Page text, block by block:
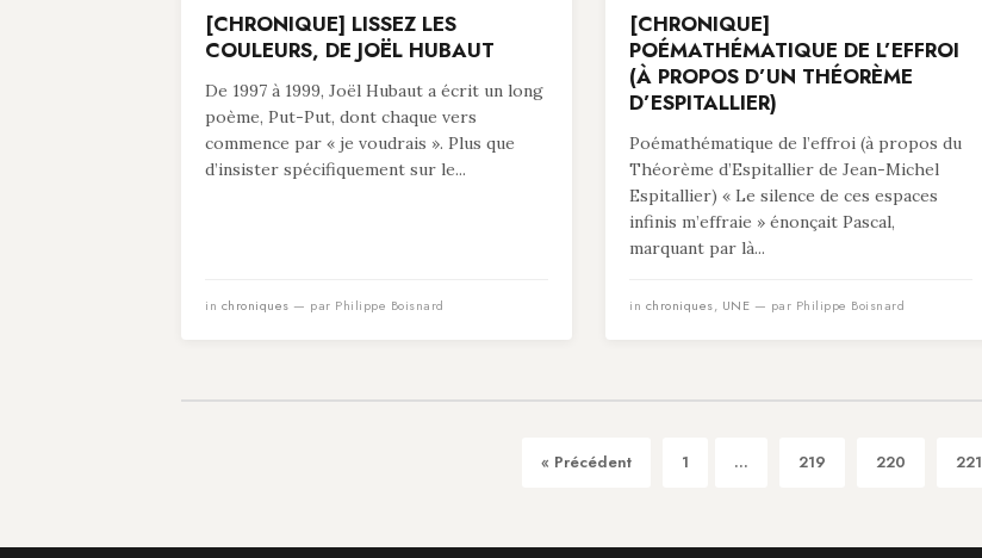
[CHRONIQUE] LISSEZ LES
COULEURS, DE JOËL HUBAUT
De 1997 à 1999, Joël Hubaut a écrit un long
poème, Put-Put, dont chaque vers
commence par « je voudrais ». Plus que
d’insister spécifiquement sur le...
in chroniques — par Philippe Boisnard
[CHRONIQUE]
POÉMATHÉMATIQUE DE L’EFFROI
(À PROPOS D’UN THÉORÈME
D’ESPITALLIER)
Poémathématique de l’effroi (à propos du
Théorème d’Espitallier de Jean-Michel
Espitallier) « Le silence de ces espaces
infinis m’effraie » énonçait Pascal,
marquant par là...
in chroniques, UNE — par Philippe Boisnard
« Précédent 1 ... 219 220 221